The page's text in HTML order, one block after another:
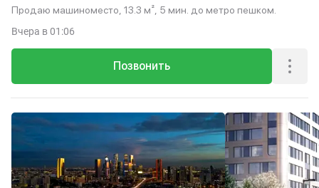
Продаю машиноместо, 13.3 м², 5 мин. до метро пешком.
Позвонить
Вчера в 01:06